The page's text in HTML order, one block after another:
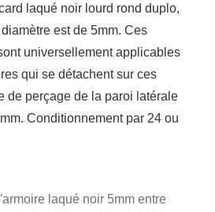
laqué noir lourd rond duplo,
est de 5mm. Ces
universellement applicables
qui se détachent sur ces
de perçage de la paroi latérale
Conditionnement par 24 ou
laqué noir 5mm entre